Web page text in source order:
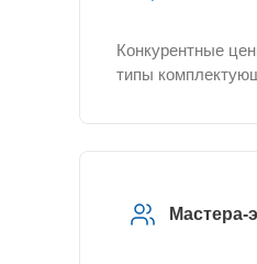
Конкурентные
типы
Мастера-